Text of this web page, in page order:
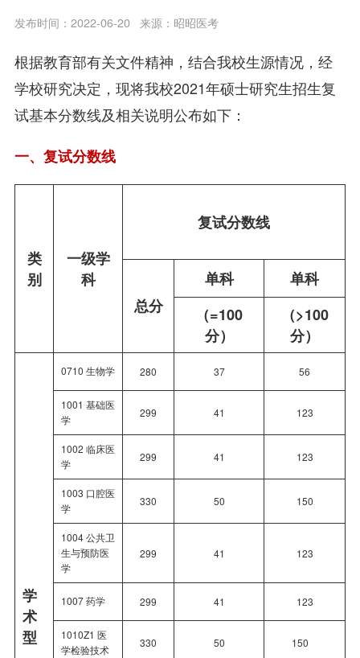
发布时间：2022-06-20 来源：昭昭医考
根据教育部有关文件精神，结合我校生源情况，经
学校研究决定，现将我校2021年硕士研究生招生复
试基本分数线及相关说明公布如下：
一、复试分数线
类
别
一级学
科
复试分数线
总分
单科
单科
（=100
分）
（>100
分）
学
术
型
0710 生物学 280 37 56
1001 基础医
学
299 41 123
1002 临床医
学
299 41 123
1003 口腔医
学
330 50 150
1004 公共卫
生与预防医
学
299 41 123
1007 药学 299 41 123
1010Z1 医
学检验技术
330 50 150